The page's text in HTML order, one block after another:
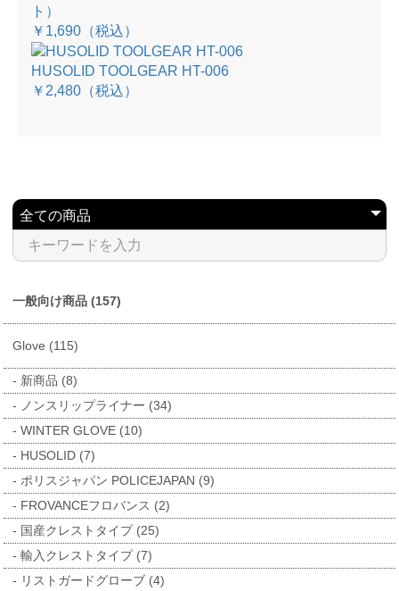
ト）
￥1,690 （税込）
HUSOLID TOOLGEAR HT-006
￥2,480 （税込）
一般向け商品 (157)
Glove (115)
新商品 (8)
ノンスリップライナー (34)
WINTER GLOVE (10)
HUSOLID (7)
ポリスジャパン POLICEJAPAN (9)
FROVANCEフロバンス (2)
国産クレストタイプ (25)
輸入クレストタイプ (7)
リストガードグローブ (4)